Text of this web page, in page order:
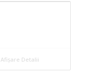
Afișare Detalii